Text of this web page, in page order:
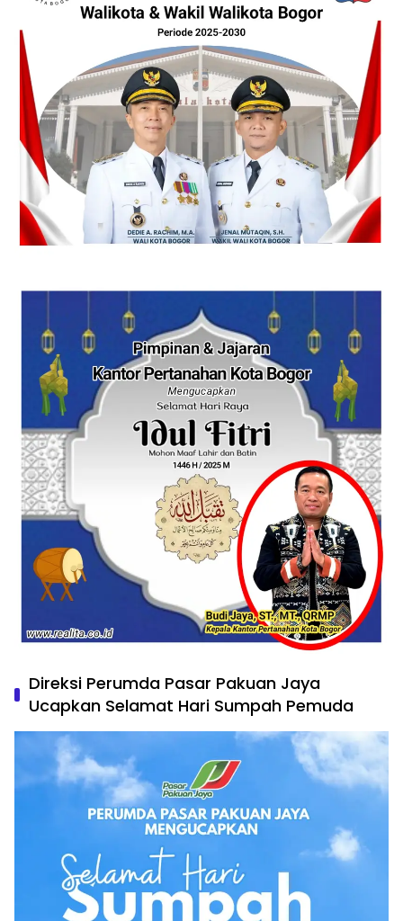
Direksi Perumda Pasar Pakuan Jaya
Ucapkan Selamat Hari Sumpah Pemuda